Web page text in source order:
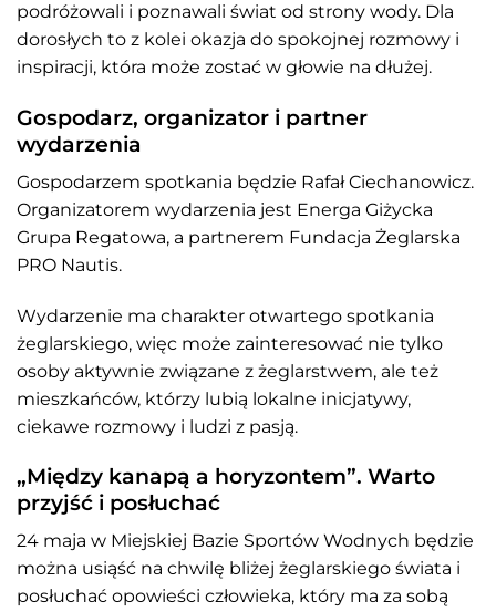
podróżowali i poznawali świat od strony wody. Dla
dorosłych to z kolei okazja do spokojnej rozmowy i
inspiracji, która może zostać w głowie na dłużej.
Gospodarz, organizator i partner
wydarzenia
Gospodarzem spotkania będzie Rafał Ciechanowicz.
Organizatorem wydarzenia jest Energa Giżycka
Grupa Regatowa, a partnerem Fundacja Żeglarska
PRO Nautis.
Wydarzenie ma charakter otwartego spotkania
żeglarskiego, więc może zainteresować nie tylko
osoby aktywnie związane z żeglarstwem, ale też
mieszkańców, którzy lubią lokalne inicjatywy,
ciekawe rozmowy i ludzi z pasją.
„Między kanapą a horyzontem”. Warto
przyjść i posłuchać
24 maja w Miejskiej Bazie Sportów Wodnych będzie
można usiąść na chwilę bliżej żeglarskiego świata i
posłuchać opowieści człowieka, który ma za sobą